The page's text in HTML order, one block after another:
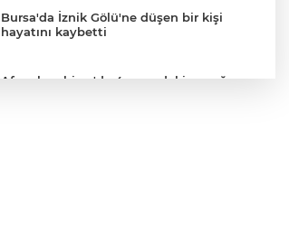
Bursa'da İznik Gölü'ne düşen bir kişi
hayatını kaybetti
Afyonkarahisar'da 4 yaşındaki çocuğun